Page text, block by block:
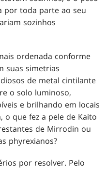
por toda parte ao seu
sozinhos
ordenada conforme
suas simetrias
de metal cintilante
o solo luminoso,
e brilhando em locais
o que fez a pele de Kaito
de Mirrodin ou
phyrexianos?
por resolver. Pelo